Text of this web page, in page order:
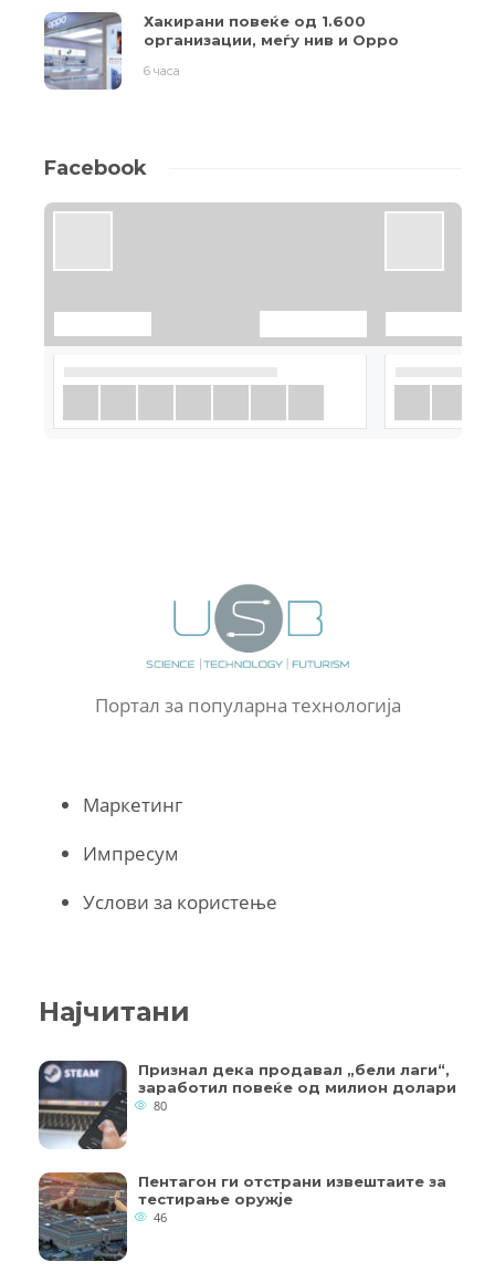
Хакирани повеќе од 1.600
организации, меѓу нив и Oppo
6 часа
Facebook
Портал за популарна технологија
Маркетинг
Импресум
Услови за користење
Најчитани
Признал дека продавал „бели лаги“,
заработил повеќе од милион долари
80
Пентагон ги отстрани извештаите за
тестирање оружје
46